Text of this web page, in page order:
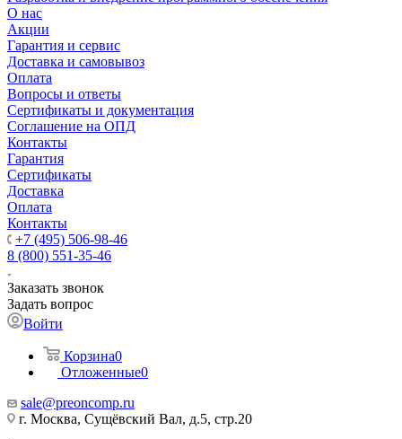
О нас
Акции
Гарантия и сервис
Доставка и самовывоз
Оплата
Вопросы и ответы
Сертификаты и документация
Соглашение на ОПД
Контакты
Гарантия
Сертификаты
Доставка
Оплата
Контакты
+7 (495) 506-98-46
8 (800) 551-35-46
Заказать звонок
Задать вопрос
Войти
Корзина0
Отложенные0
sale@preoncomp.ru
г. Москва, Сущёвский Вал, д.5, стр.20